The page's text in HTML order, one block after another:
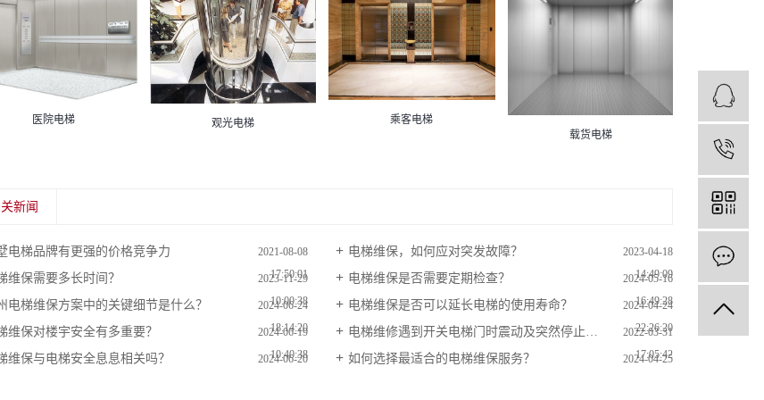
医院电梯 观光电梯
乘客电梯
载货电梯
新闻
电梯品牌有更强的价格竞争力
2021-08-08
17:50:01
电梯维保，如何应对突发故障？
2023-04-18
14:49:09
维保需要多长时间？
2023-11-29
10:00:38
电梯维保是否需要定期检查？
2024-05-16
16:49:28
电梯维保方案中的关键细节是什么？
2024-06-24
18:14:20
电梯维保是否可以延长电梯的使用寿命？
2024-04-24
22:26:20
维保对楼宇安全有多重要？
2024-06-19
10:40:38
电梯维修遇到开关电梯门时震动及突然停止怎么维修
2022-03-31
17:05:42
维保与电梯安全息息相关吗？
2024-06-20
如何选择最适合的电梯维保服务？
2024-04-25